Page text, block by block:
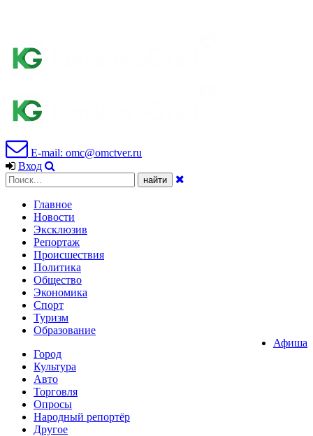
E-mail: omc@omctver.ru
Вход
Главное
Новости
Эксклюзив
Репортаж
Происшествия
Политика
Общество
Экономика
Спорт
Туризм
Образование
Афиша
Город
Культура
Авто
Торговля
Опросы
Народный репортёр
Другое